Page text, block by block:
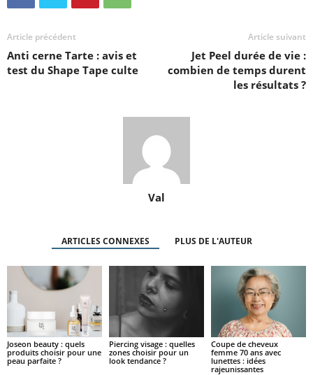
Article précédent
Anti cerne Tarte : avis et
test du Shape Tape culte
Article suivant
Jet Peel durée de vie :
combien de temps durent
les résultats ?
Val
ARTICLES CONNEXES PLUS DE L'AUTEUR
Joseon beauty : quels
produits choisir pour une
peau parfaite ?
Piercing visage : quelles
zones choisir pour un
look tendance ?
Coupe de cheveux
femme 70 ans avec
lunettes : idées
rajeunissantes